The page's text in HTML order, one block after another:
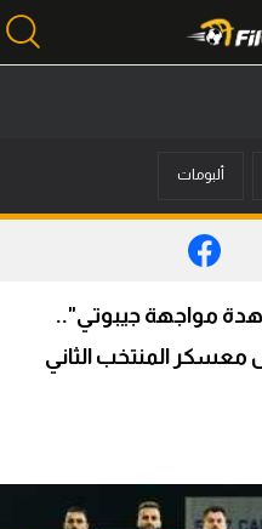
ألبومات
مواجهة جيبوتي"..
المنتخب الثاني